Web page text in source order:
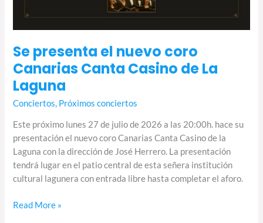
Se presenta el nuevo coro
Canarias Canta Casino de La
Laguna
Conciertos, Próximos conciertos
Este próximo lunes 27 de julio de 2026 a las 20:00h. hace su
presentación el nuevo coro Canarias Canta Casino de la
Laguna con la dirección de José Herrero. La presentación
tendrá lugar en el patio central de esta señera institución
cultural lagunera con entrada libre hasta completar el aforo.
Laguna
Read More »